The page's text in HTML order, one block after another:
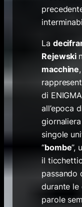
La
Rejewski
macchine
di
all’epoca
singole
“bombe”,
il
passando
durante le
parole